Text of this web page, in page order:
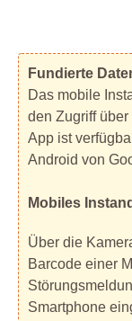
Fundierte
Das mobile
den Zugriff
App ist
Android von
Mobiles
Über die
Barcode einer
Smartphone